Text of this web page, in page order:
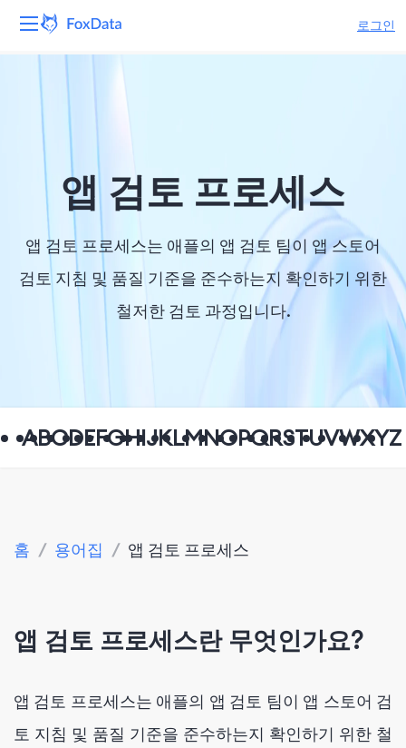
로그인
앱 검토 프로세스
앱 검토 프로세스는 애플의 앱 검토 팀이 앱 스토어
검토 지침 및 품질 기준을 준수하는지 확인하기 위한
철저한 검토 과정입니다.
ABCDEFGHIJKLMNOPQRSTUVWXYZ
홈 / 용어집 / 앱 검토 프로세스
앱 검토 프로세스란 무엇인가요?
앱 검토 프로세스는 애플의 앱 검토 팀이 앱 스토어 검
토 지침 및 품질 기준을 준수하는지 확인하기 위한 철